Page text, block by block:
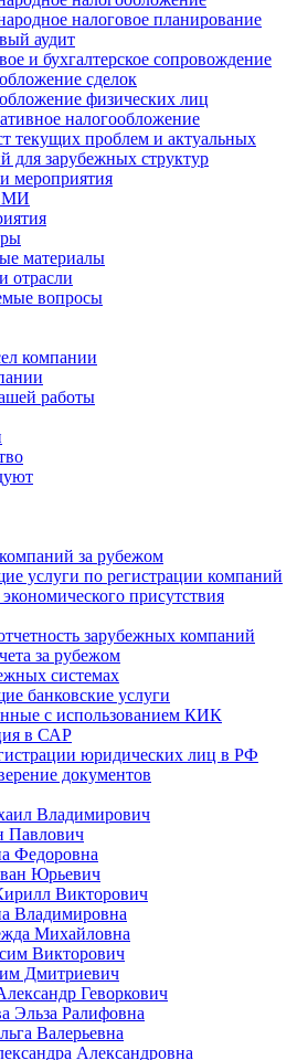
налоговое планирование
аудит
и бухгалтерское сопровождение
сделок
физических лиц
налогообложение
текущих проблем и актуальных
для зарубежных структур
мероприятия
материалы
отрасли
вопросы
компании
работы
за рубежом
услуги по регистрации компаний
присутствия
зарубежных компаний
за рубежом
системах
банковские услуги
с использованием КИК
в САР
юридических лиц в РФ
документов
Владимирович
Павлович
Федоровна
Юрьевич
Викторович
Владимировна
Михайловна
Викторович
Дмитриевич
Геворкович
Эльза Ралифовна
Валерьевна
Александровна